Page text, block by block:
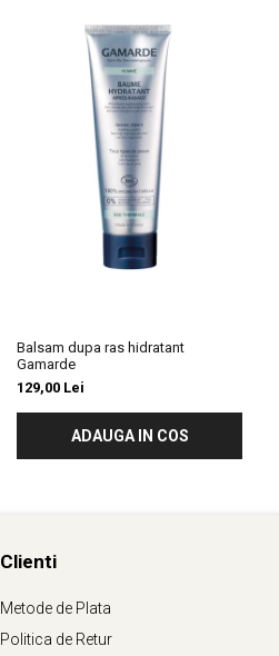
Balsam dupa ras hidratant
Gamarde
129,00 Lei
ADAUGA IN COS
Clienti
Metode de Plata
Politica de Retur